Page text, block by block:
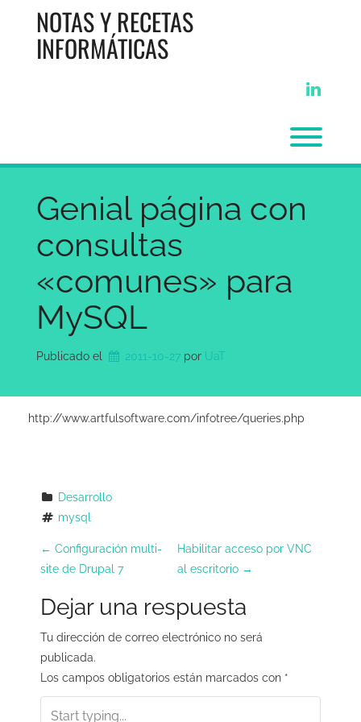
contenidoNOTAS Y RECETAS
INFORMÁTICAS
Genial página con
consultas
«comunes» para
MySQL
Publicado el 2011-10-27 por UaT
http://www.artfulsoftware.com/infotree/queries.php
Desarrollo
mysql
N
a
v
e
g
a
← Configuración multi-
site de Drupal 7
Habilitar acceso por VNC
al escritorio →
Dejar una respuesta
Tu dirección de correo electrónico no será
publicada.
Los campos obligatorios están marcados con *